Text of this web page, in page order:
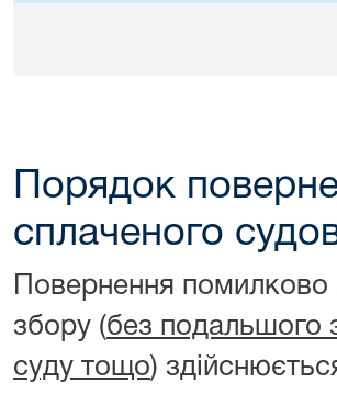
Порядок
сплаченого
Повернення помилково
збору (без подальшого
суду тощо)